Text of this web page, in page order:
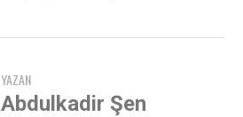
YAZAN
Abdulkadir Şen